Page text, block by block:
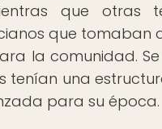
que otras
que tomaban
la comunidad.
tenían una
para su época.